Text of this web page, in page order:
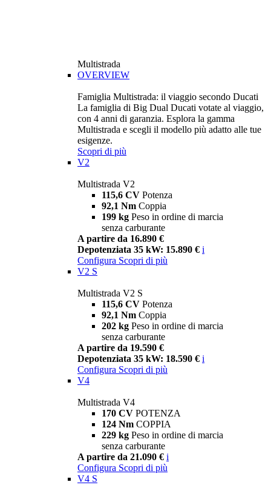
Multistrada
OVERVIEW
Famiglia Multistrada: il viaggio secondo Ducati
La famiglia di Big Dual Ducati votate al viaggio,
con 4 anni di garanzia. Esplora la gamma
Multistrada e scegli il modello più adatto alle tue
esigenze.
Scopri di più
V2
Multistrada V2
115,6 CV Potenza
92,1 Nm Coppia
199 kg Peso in ordine di marcia
senza carburante
A partire da 16.890 €
Depotenziata 35 kW: 15.890 € i
Configura Scopri di più
V2 S
Multistrada V2 S
115,6 CV Potenza
92,1 Nm Coppia
202 kg Peso in ordine di marcia
senza carburante
A partire da 19.590 €
Depotenziata 35 kW: 18.590 € i
Configura Scopri di più
V4
Multistrada V4
170 CV POTENZA
124 Nm COPPIA
229 kg Peso in ordine di marcia
senza carburante
A partire da 21.090 € i
Configura Scopri di più
V4 S